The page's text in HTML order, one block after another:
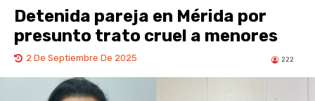
Detenida pareja en Mérida por
presunto trato cruel a menores
2 De Septiembre De 2025 222